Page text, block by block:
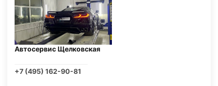
Автосервис Щелковская
+7 (495) 162-90-81